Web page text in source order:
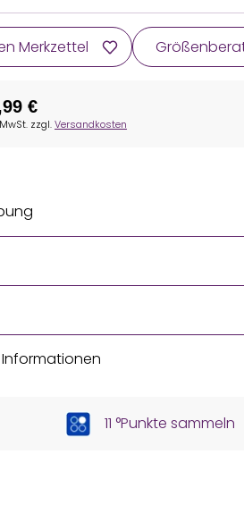
Merkzettel
€
zzgl.Versandkosten
11 °Punkte sammeln